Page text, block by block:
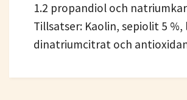
1.2 propandiol och
Tillsatser: Kaolin, sepiolit 5 %,
dinatriumcitrat och